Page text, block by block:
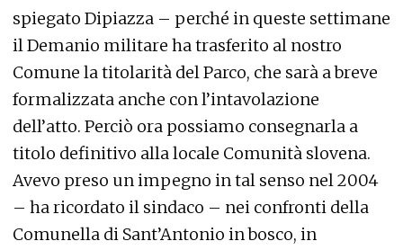
spiegato Dipiazza – perché in queste settimane
il Demanio militare ha trasferito al nostro
Comune la titolarità del Parco, che sarà a breve
formalizzata anche con l’intavolazione
dell’atto. Perciò ora possiamo consegnarla a
titolo definitivo alla locale Comunità slovena.
Avevo preso un impegno in tal senso nel 2004
– ha ricordato il sindaco – nei confronti della
Comunella di Sant’Antonio in bosco, in